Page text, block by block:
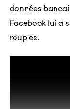
données
Facebook lui a
roupies.